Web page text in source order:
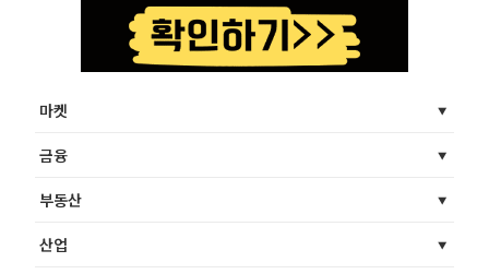
마켓
금융
부동산
산업